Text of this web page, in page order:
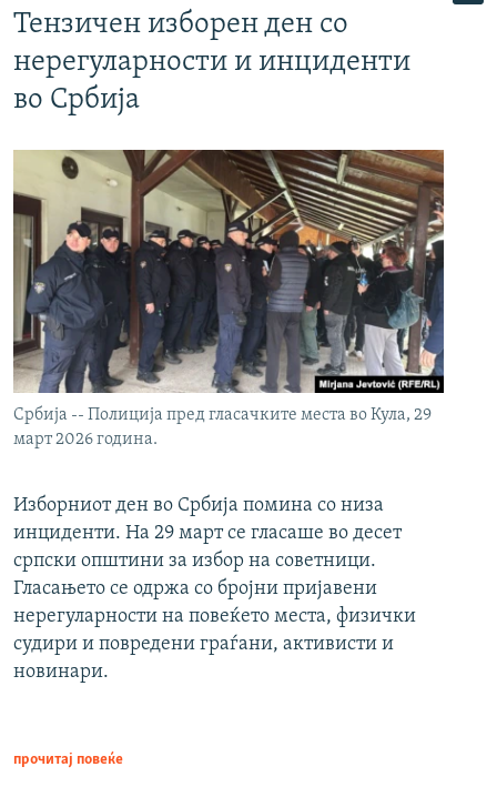
Тензичен изборен ден со
нерегуларности и инциденти
во Србија
Србија -- Полиција пред гласачките места во Кула, 29
март 2026 година.
Изборниот ден во Србија помина со низа
инциденти. На 29 март се гласаше во десет
српски општини за избор на советници.
Гласањето се одржа со бројни пријавени
нерегуларности на повеќето места, физички
судири и повредени граѓани, активисти и
новинари.
прочитај повеќе